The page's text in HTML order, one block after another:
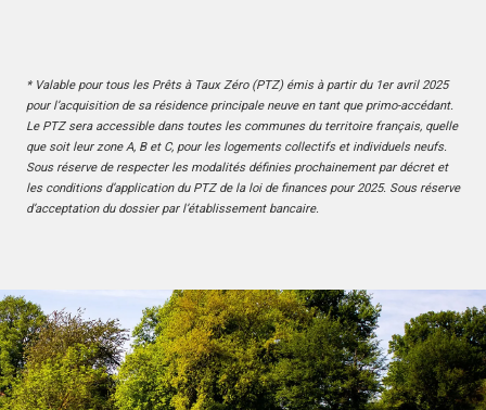
* Valable pour tous les Prêts à Taux Zéro (PTZ) émis à partir du 1er avril 2025
pour l’acquisition de sa résidence principale neuve en tant que primo-accédant.
Le PTZ sera accessible dans toutes les communes du territoire français, quelle
que soit leur zone A, B et C, pour les logements collectifs et individuels neufs.
Sous réserve de respecter les modalités définies prochainement par décret et
les conditions d’application du PTZ de la loi de finances pour 2025. Sous réserve
d’acceptation du dossier par l’établissement bancaire.